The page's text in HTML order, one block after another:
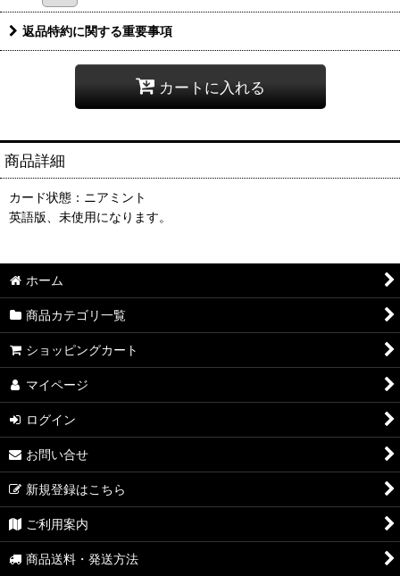
返品特約に関する重要事項
カートに入れる
商品詳細
カード状態：ニアミント
英語版、未使用になります。
ホーム
商品カテゴリ一覧
ショッピングカート
マイページ
ログイン
お問い合せ
新規登録はこちら
ご利用案内
商品送料・発送方法